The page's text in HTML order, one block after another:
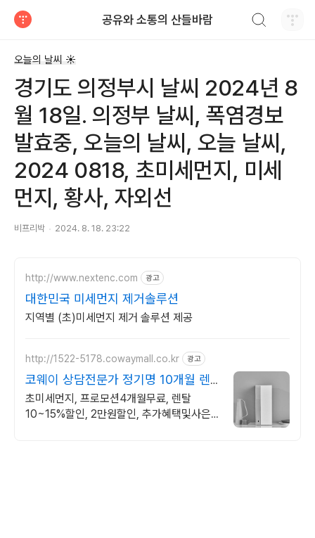
공유와 소통의 산들바람
오늘의 날씨 ☀
경기도 의정부시 날씨 2024년 8
월 18일. 의정부 날씨, 폭염경보
발효중, 오늘의 날씨, 오늘 날씨,
2024 0818, 초미세먼지, 미세
먼지, 황사, 자외선
비프리박 2024. 8. 18. 23:22
http://www.nextenc.com 광고
대한민국 미세먼지 제거솔루션
지역별 (초)미세먼지 제거 솔루션 제공
http://1522-5178.cowaymall.co.kr 광고
코웨이 상담전문가 정기명 10개월 렌
탈료 면제!
초미세먼지, 프로모션4개월무료, 렌탈
10~15%할인, 2만원할인, 추가혜택및사은